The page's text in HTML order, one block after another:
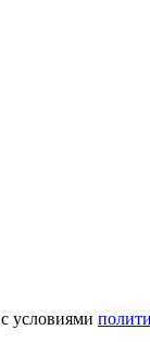
условиями